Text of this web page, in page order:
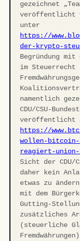
gezeichnet
veröffentlicht
unter
https://
der-krypto-
Begründung
im Steuerrecht
namentlich
CDU/CSU-
veröffentlicht
https://
wollen-
reagiert-union-
Sicht der CDU/
daher kein
etwas zu
mit dem
Gutting-
zusätzliches
(steuerliche